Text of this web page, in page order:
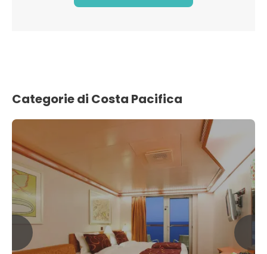
Categorie di Costa Pacifica